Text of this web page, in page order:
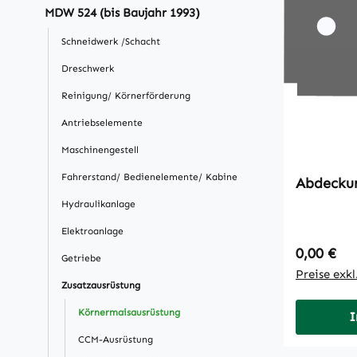
MDW 524 (bis Baujahr 1993)
Schneidwerk /Schacht
Dreschwerk
Reinigung/ Körnerförderung
Antriebselemente
Maschinengestell
Fahrerstand/ Bedienelemente/ Kabine
Hydraulikanlage
Elektroanlage
Getriebe
Zusatzausrüstung
Körnermaisausrüstung
CCM-Ausrüstung
0,00 €
Preise